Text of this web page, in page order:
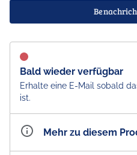
Bald wieder verfügbar
Erhalte eine E-Mail sobald
ist.
Mehr zu diesem